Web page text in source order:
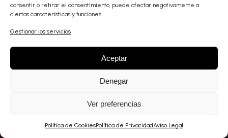
consentir o retirar el consentimiento, puede afectar negativamente a
ciertas características y funciones.
Gestionar los servicios
Aceptar
Denegar
Ver preferencias
Política de CookiesPolítica de PrivacidadAviso Legal